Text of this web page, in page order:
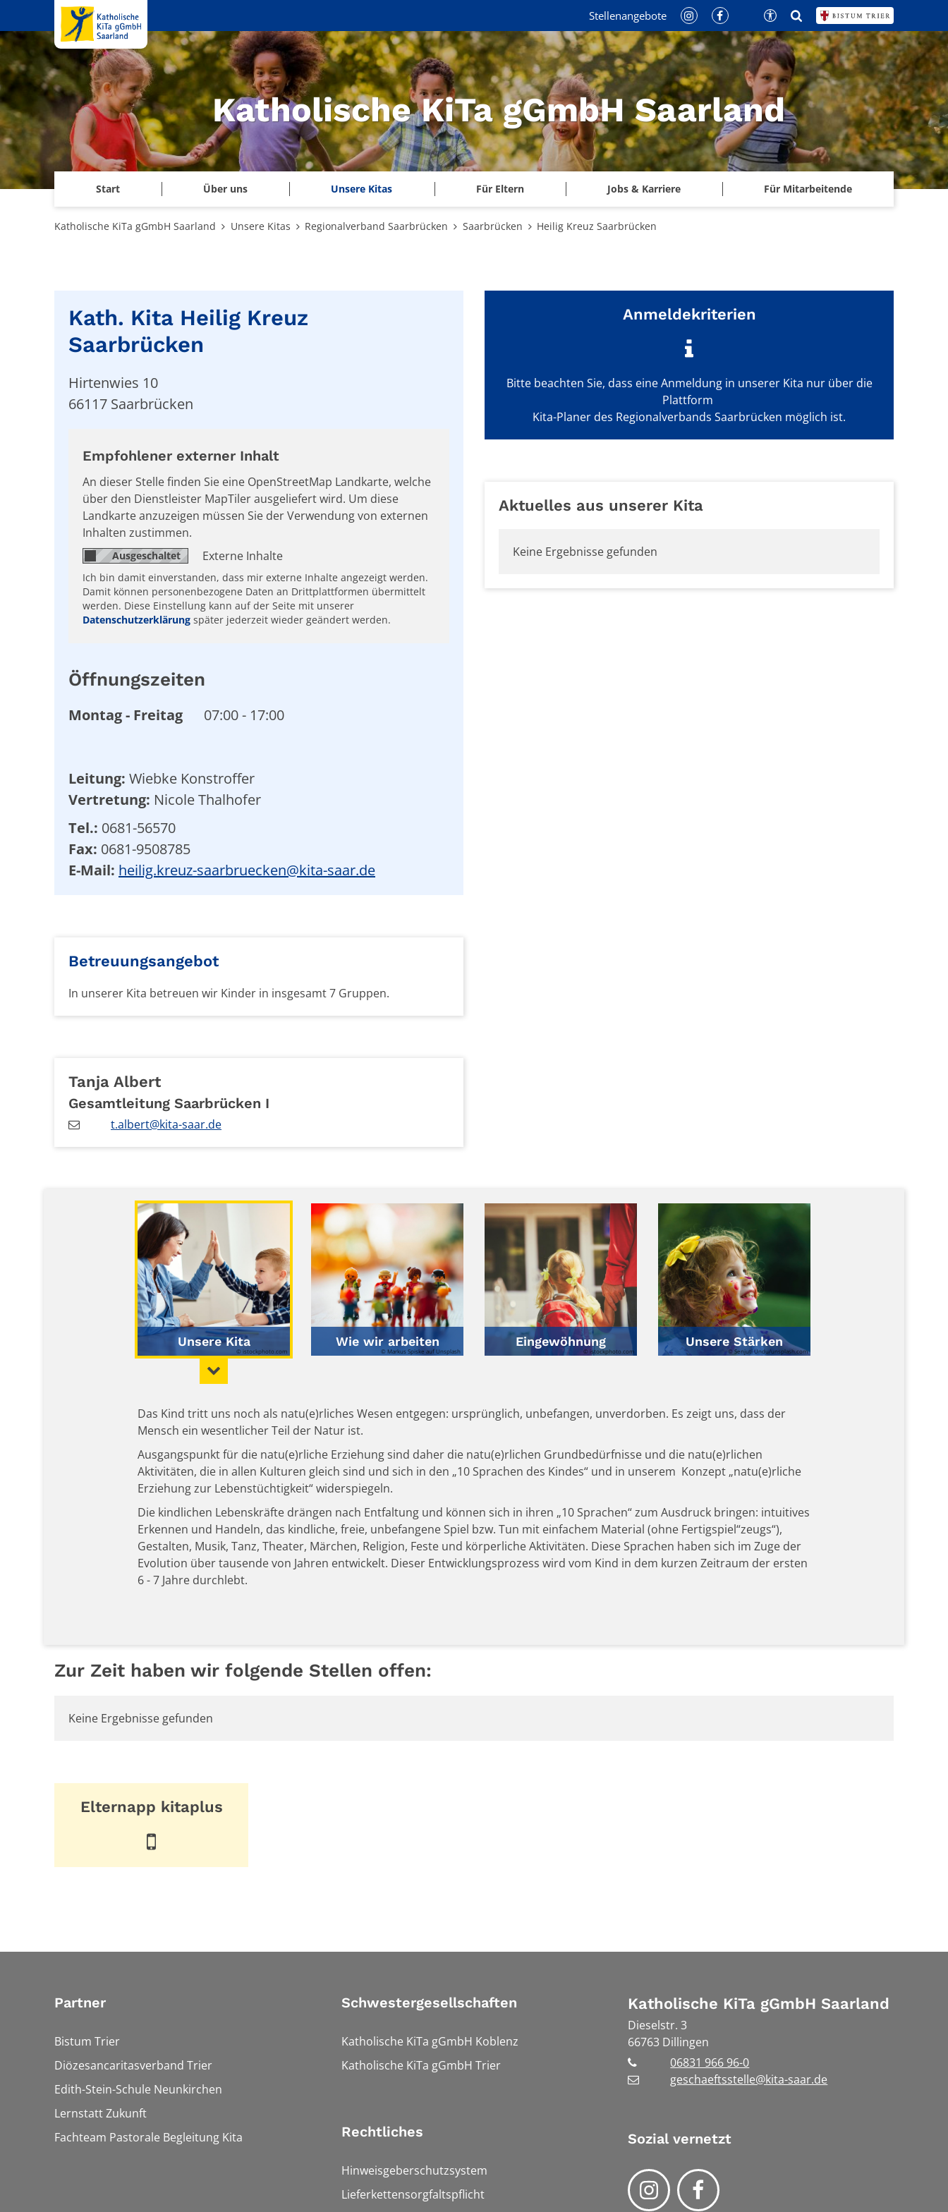
Zum Inhalt springen
Katholische KiTa gGmbH Saarland
Start Über uns Unsere Kitas Für Eltern Jobs & Karriere Für Mitarbeitende
Stellenangebote
Katholische KiTa gGmbH Saarland Unsere Kitas Regionalverband Saarbrücken Saarbrücken Heilig Kreuz Saarbrücken
Kath. Kita Heilig Kreuz
Saarbrücken
Hirtenwies 10
66117 Saarbrücken
Empfohlener externer Inhalt
An dieser Stelle finden Sie eine OpenStreetMap Landkarte, welche
über den Dienstleister MapTiler ausgeliefert wird. Um diese
Landkarte anzuzeigen müssen Sie der Verwendung von externen
Inhalten zustimmen.
Externe Inhalte
Ich bin damit einverstanden, dass mir externe Inhalte angezeigt werden.
Damit können personenbezogene Daten an Drittplattformen übermittelt
werden. Diese Einstellung kann auf der Seite mit unserer
Datenschutzerklärung später jederzeit wieder geändert werden.
Öffnungszeiten
Montag- Freitag 07:00- 17:00
Leitung: Wiebke Konstroffer
Vertretung: Nicole Thalhofer
Tel.: 0681-56570
Fax: 0681-9508785
E-Mail: heilig.kreuz-saarbruecken@kita-saar.de
Betreuungsangebot
In unserer Kita betreuen wir Kinder in insgesamt 7 Gruppen.
Tanja Albert
Gesamtleitung Saarbrücken I
t.albert@kita-saar.de
Anmeldekriterien
Bitte beachten Sie, dass eine Anmeldung in unserer Kita nur über die
Plattform
Kita-Planer des Regionalverbands Saarbrücken möglich ist.
Aktuelles aus unserer Kita
Keine Ergebnisse gefunden
Unsere Kita
© istockphoto.com
Das Kind tritt uns noch als natu(e)rliches Wesen entgegen: ursprünglich, unbefangen, unverdorben. Es zeigt uns, dass der
Mensch ein wesentlicher Teil der Natur ist.
Ausgangspunkt für die natu(e)rliche Erziehung sind daher die natu(e)rlichen Grundbedürfnisse und die natu(e)rlichen
Aktivitäten, die in allen Kulturen gleich sind und sich in den „10 Sprachen des Kindes“ und in unserem Konzept „natu(e)rliche
Erziehung zur Lebenstüchtigkeit“ widerspiegeln.
Die kindlichen Lebenskräfte drängen nach Entfaltung und können sich in ihren „10 Sprachen“ zum Ausdruck bringen: intuitives
Erkennen und Handeln, das kindliche, freie, unbefangene Spiel bzw. Tun mit einfachem Material (ohne Fertigspiel“zeugs“),
Gestalten, Musik, Tanz, Theater, Märchen, Religion, Feste und körperliche Aktivitäten. Diese Sprachen haben sich im Zuge der
Evolution über tausende von Jahren entwickelt. Dieser Entwicklungsprozess wird vom Kind in dem kurzen Zeitraum der ersten
6 - 7 Jahre durchlebt.
Wie wir arbeiten
© Markus Spiske auf Unsplash
Eingewöhnung
© istockphoto.com
Unsere Stärken
© Senjuti Undu/unsplash.com
Zur Zeit haben wir folgende Stellen offen:
Keine Ergebnisse gefunden
Elternapp kitaplus
Partner
Bistum Trier
Diözesancaritasverband Trier
Edith-Stein-Schule Neunkirchen
Lernstatt Zukunft
Fachteam Pastorale Begleitung Kita
Schwestergesellschaften
Katholische KiTa gGmbH Koblenz
Katholische KiTa gGmbH Trier
Rechtliches
Hinweisgeberschutzsystem
Lieferkettensorgfaltspflicht
Katholische KiTa gGmbH Saarland
Dieselstr. 3
66763 Dillingen
06831 966 96-0
geschaeftsstelle@kita-saar.de
Sozial vernetzt